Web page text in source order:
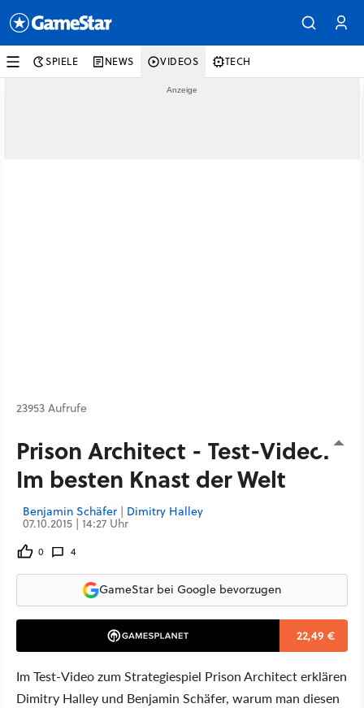
SPIELE NEWS VIDEOS TECH
23953 Aufrufe
Prison Architect - Test-Video:
Im besten Knast der Welt
Benjamin Schäfer | Dimitry Halley
07.10.2015 | 14:27 Uhr
0 4
GameStar bei Google bevorzugen
22,49 €
Im Test-Video zum Strategiespiel Prison Architect erklären
Dimitry Halley und Benjamin Schäfer, warum man diesen